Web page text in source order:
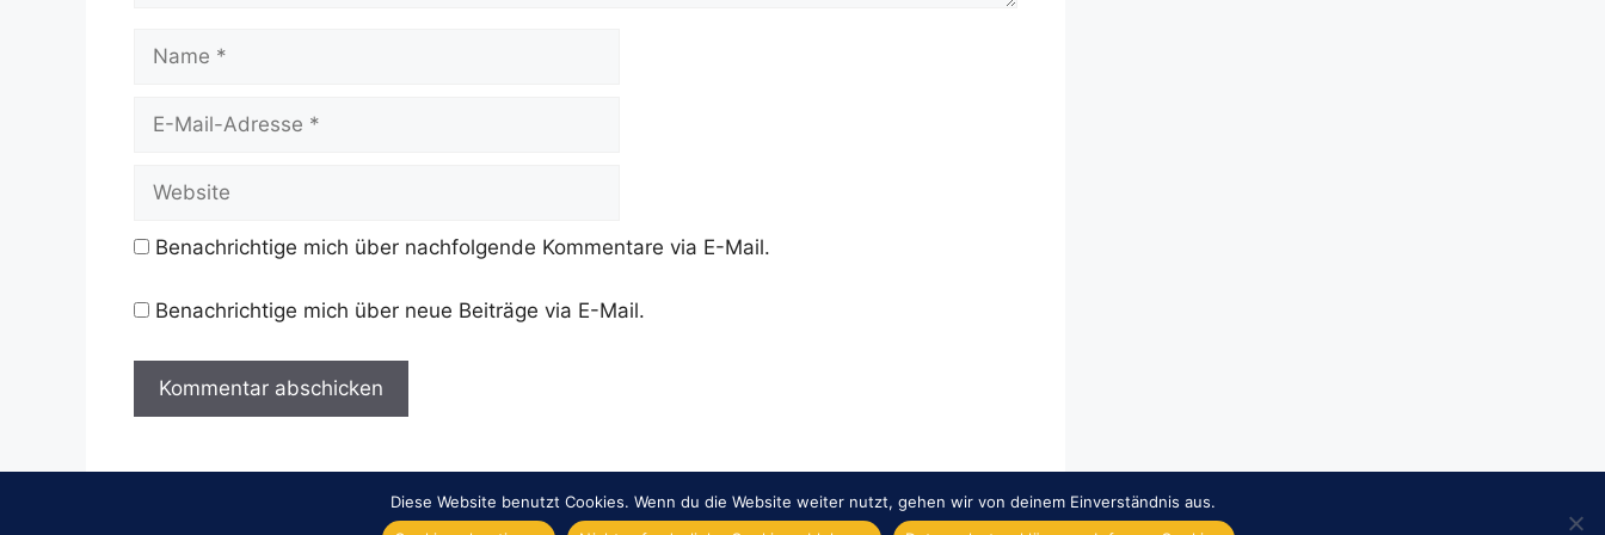
Mail-
Benachrichtige mich über nachfolgende Kommentare via E-Mail.
Benachrichtige mich über neue Beiträge via E-Mail.
Diese Website benutzt Cookies. Wenn du die Website weiter nutzt, gehen wir von deinem Einverständnis aus.